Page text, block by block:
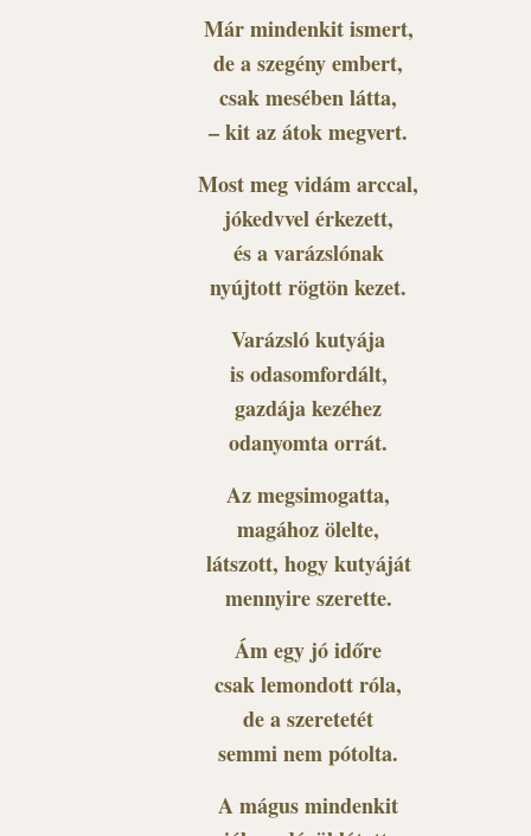
Már mindenkit ismert,
de a szegény embert,
csak mesében látta,
– kit az átok megvert.
Most meg vidám arccal,
jókedvvel érkezett,
és a varázslónak
nyújtott rögtön kezet.
Varázsló kutyája
is odasomfordált,
gazdája kezéhez
odanyomta orrát.
Az megsimogatta,
magához ölelte,
látszott, hogy kutyáját
mennyire szerette.
Ám egy jó időre
csak lemondott róla,
de a szeretetét
semmi nem pótolta.
A mágus mindenkit